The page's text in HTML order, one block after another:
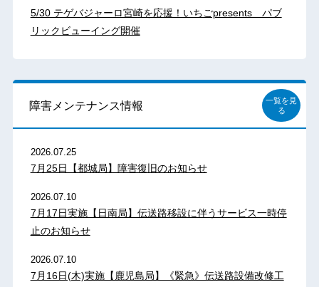
5/30 テゲバジャーロ宮崎を応援！いちごpresents パブ
リックビューイング開催
障害メンテナンス情報
一覧を見
る
2026.07.25
7月25日【都城局】障害復旧のお知らせ
2026.07.10
7月17日実施【日南局】伝送路移設に伴うサービス一時停
止のお知らせ
2026.07.10
7月16日(木)実施【鹿児島局】《緊急》伝送路設備改修工